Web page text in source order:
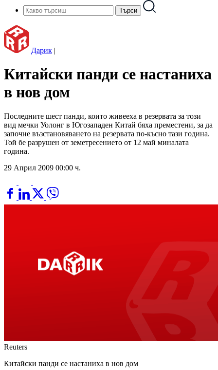
Дарик |
Китайски панди се настаниха
в нов дом
Последните шест панди, които живееха в резервата за този
вид мечки Уолонг в Югозападен Китай бяха преместени, за да
започне възстановяването на резервата по-късно тази година.
Той бе разрушен от земетресението от 12 май миналата
година.
29 Април 2009 00:00 ч.
Reuters
Китайски панди се настаниха в нов дом